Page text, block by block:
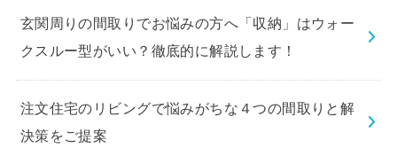
玄関周りの間取りでお悩みの方へ「収納」はウォー
クスルー型がいい？徹底的に解説します！
注文住宅のリビングで悩みがちな４つの間取りと解
決策をご提案